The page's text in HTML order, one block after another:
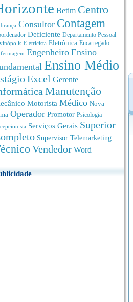
Betim Centro
Consultor Contagem
Deficiente Departamento Pessoal
Eletricista Eletrônica Encarregado
Engenheiro Ensino
Ensino Médio
Excel Gerente
Manutenção
Motorista Médico Nova
Operador Promotor Psicologia
Serviços Gerais Superior
Supervisor Telemarketing
Vendedor Word